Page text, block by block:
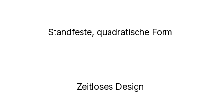
Standfeste, quadratische Form
Zeitloses Design